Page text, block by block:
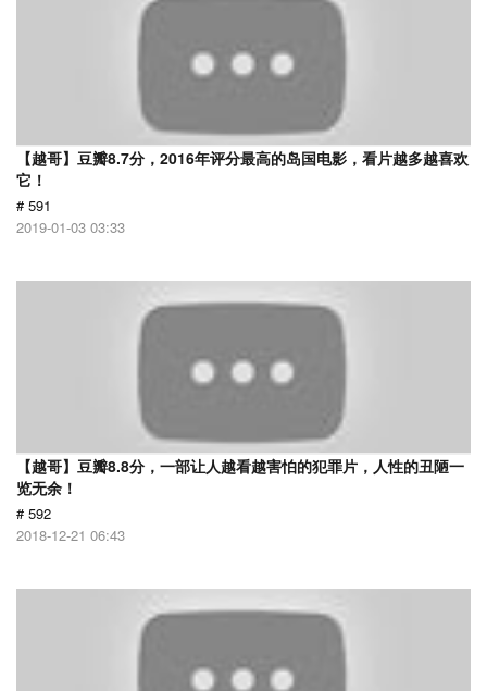
【越哥】豆瓣8.7分，2016年评分最高的岛国电影，看片越多越喜欢
它！
# 591
2019-01-03 03:33
【越哥】豆瓣8.8分，一部让人越看越害怕的犯罪片，人性的丑陋一
览无余！
# 592
2018-12-21 06:43